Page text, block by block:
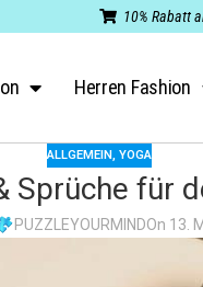
10% Rabatt
Herren Fashion
ALLGEMEIN, YOGA
Sprüche für
PUZZLEYOURMINDOn 13.